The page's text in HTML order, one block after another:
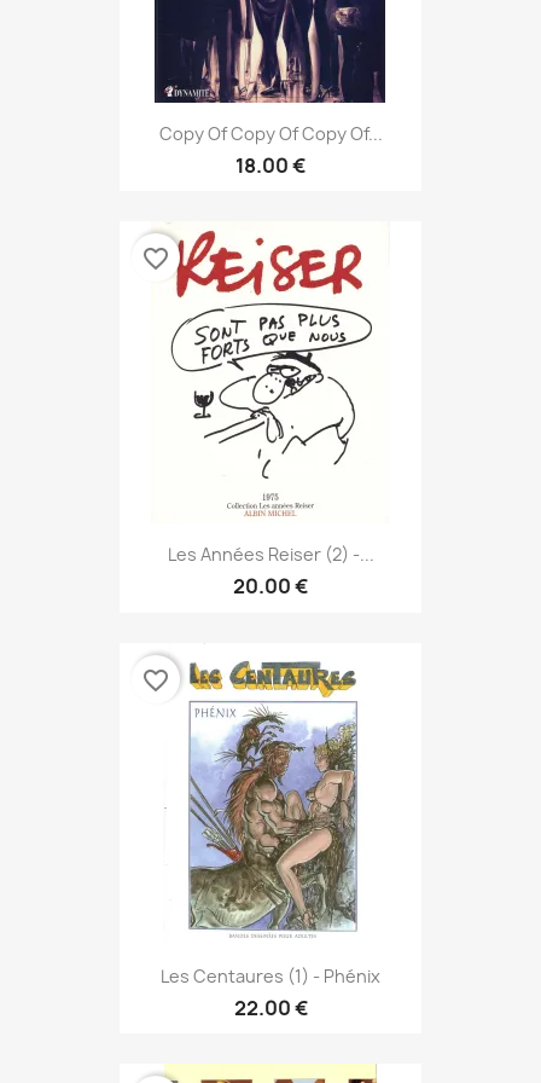
Copy Of Copy Of Copy Of...
18.00 €
Les Années Reiser (2) -...
20.00 €
favorite_border
Les Centaures (1) - Phénix
22.00 €
favorite_border